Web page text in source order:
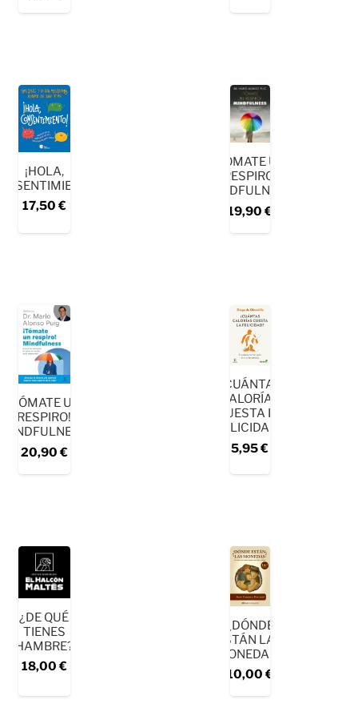
¡HOLA,
17,50 €
¡TÓMATE UN
RESPIRO!
MINDFULNESS
19,90 €
¡TÓMATE UN
RESPIRO!
MINDFULNESS
20,90 €
¿CUÁNTAS
CALORÍAS
CUESTA LA
FELICIDAD?
5,95€
¿DE QUÉ
TIENES
HAMBRE?
18,00 €
¿DÓNDE
ESTÁN LAS
MONEDAS?
10,00 €